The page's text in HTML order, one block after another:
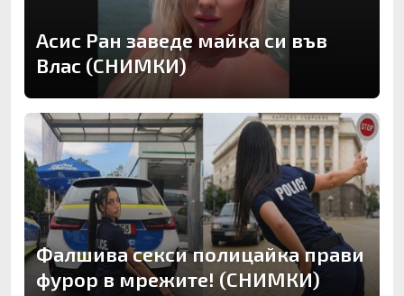
Асис Ран заведе майка си във
Влас (СНИМКИ)
Фалшива секси полицайка прави
фурор в мрежите! (СНИМКИ)